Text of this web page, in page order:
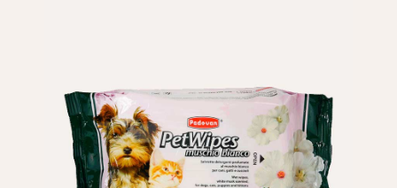
Оплата і доставка
Програма лояльності
Про Нас